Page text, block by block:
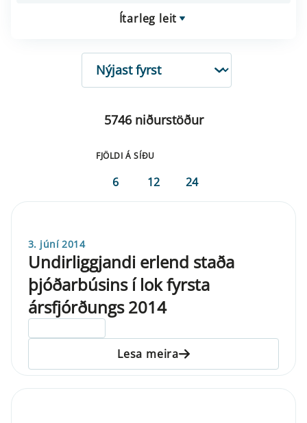
Ítarleg leit
RÖÐUN
5746 niðurstöður
FJÖLDI Á SÍÐU
6 12 24
3. júní 2014
Undirliggjandi erlend staða
þjóðarbúsins í lok fyrsta
ársfjórðungs 2014
Lesa meira